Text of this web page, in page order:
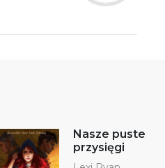
Nasze puste
przysięgi